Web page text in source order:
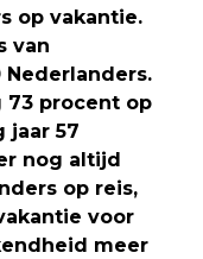
op vakantie.
van
73 procent op
jaar 57
nog altijd
op reis,
voor
meer